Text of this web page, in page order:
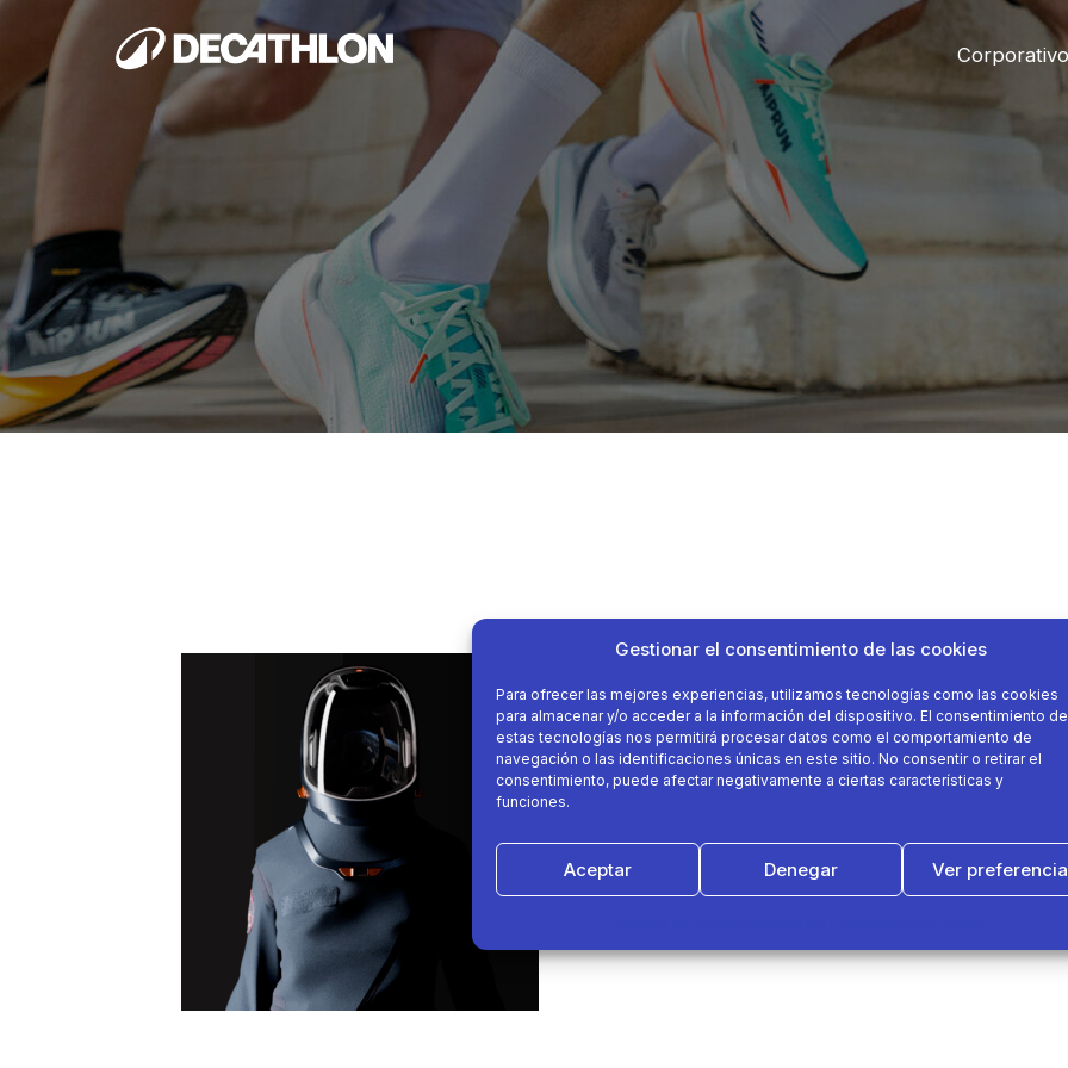
Gestionar el consentimiento de las cookies
Para ofrecer las mejores experiencias, utilizamos tecnologías como las cookies
para almacenar y/o acceder a la información del dispositivo. El consentimiento de
estas tecnologías nos permitirá procesar datos como el comportamiento de
navegación o las identificaciones únicas en este sitio. No consentir o retirar el
consentimiento, puede afectar negativamente a ciertas características y
funciones.
Aceptar Denegar Ver
Corporativo